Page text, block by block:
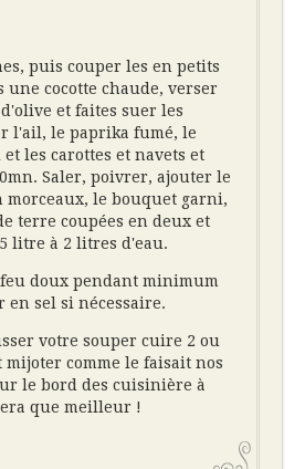
puis couper les en petits
une cocotte chaude, verser
et faites suer les
l'ail, le paprika fumé, le
les carottes et navets et
Saler, poivrer, ajouter le
morceaux, le bouquet garni,
terre coupées en deux et
litre à 2 litres d'eau.
doux pendant minimum
en sel si nécessaire.
votre souper cuire 2 ou
mijoter comme le faisait nos
le bord des cuisinière à
que meilleur !